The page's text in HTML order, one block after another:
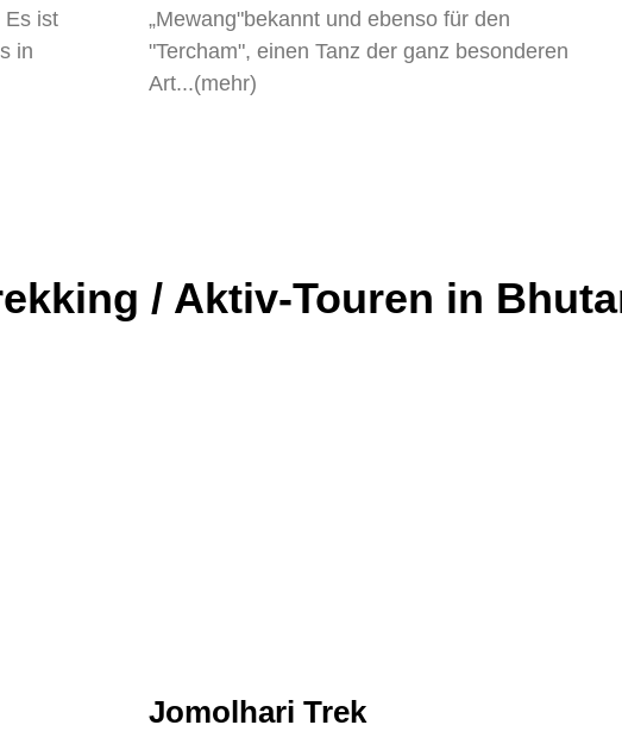
Es ist
in
„Mewang"bekannt und ebenso für den
"Tercham", einen Tanz der ganz besonderen
Art...(mehr)
/ Aktiv-Touren in
Jomolhari Trek